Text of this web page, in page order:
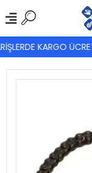
KARGO